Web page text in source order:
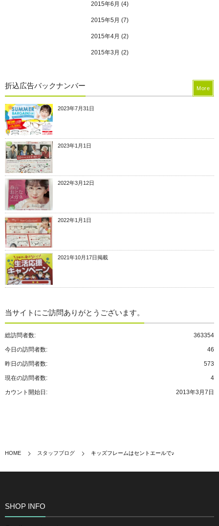
2015年6月 (4)
2015年5月 (7)
2015年4月 (2)
2015年3月 (2)
折込広告バックナンバー
2023年7月31日
2023年1月1日
2022年3月12日
2022年1月1日
2021年10月17日掲載
More
当サイトにご訪問ありがとうございます。
363354
総訪問者数:
46
今日の訪問者数:
573
昨日の訪問者数:
4
現在の訪問者数:
2013年3月7日
カウント開始日:
HOME スタッフブログ キッズフレームはセントエールで♪
SHOP INFO